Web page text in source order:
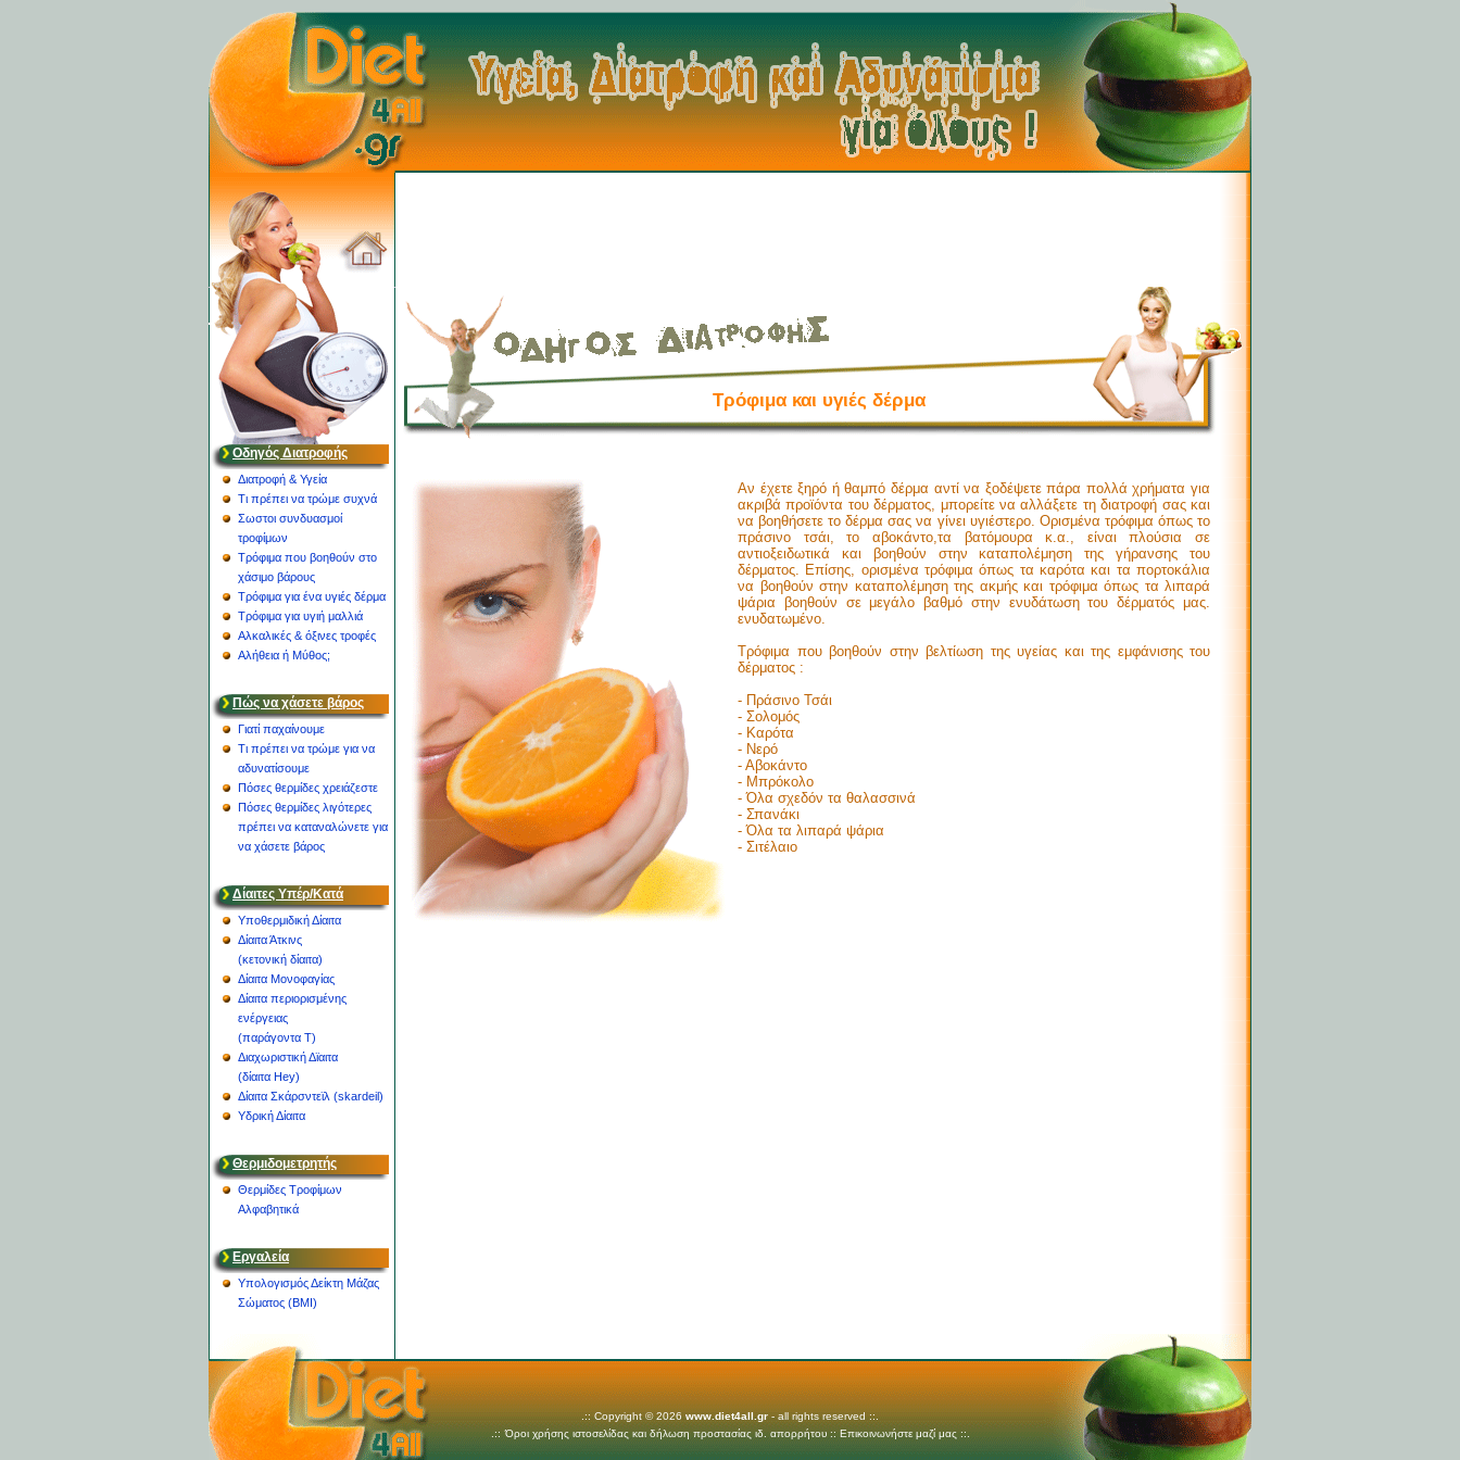
Οδηγός Διατροφής
Διατροφή & Υγεία
Τι πρέπει να τρώμε συχνά
Σωστοι συνδυασμοί
τροφίμων
Τρόφιμα που βοηθούν στο
χάσιμο βάρους
Τρόφιμα για ένα υγιές δέρμα
Τρόφιμα για υγιή μαλλιά
Αλκαλικές & όξινες τροφές
Αλήθεια ή Μύθος;
Πώς να χάσετε βάρος
Γιατί παχαίνουμε
Τι πρέπει να τρώμε για να
αδυνατίσουμε
Πόσες θερμίδες χρειάζεστε
Πόσες θερμίδες λιγότερες
πρέπει να καταναλώνετε για
να χάσετε βάρος
Δίαιτες Υπέρ/Κατά
Υποθερμιδική Δίαιτα
Δίαιτα Άτκινς
(κετονική δίαιτα)
Δίαιτα Μονοφαγίας
Δίαιτα περιορισμένης
ενέργειας
(παράγοντα Τ)
Διαχωριστική Δϊαιτα
(δίαιτα Hey)
Δίαιτα Σκάρσντεϊλ (skardeil)
Υδρική Δίαιτα
Θερμιδομετρητής
Θερμίδες Τροφίμων
Αλφαβητικά
Εργαλεία
Υπολογισμός Δείκτη Μάζας
Σώματος (BMI)
Τρόφιμα και υγιές δέρμα
Αν έχετε ξηρό ή θαμπό δέρμα αντί να ξοδέψετε πάρα πολλά χρήματα για
ακριβά προϊόντα του δέρματος, μπορείτε να αλλάξετε τη διατροφή σας και
να βοηθήσετε το δέρμα σας να γίνει υγιέστερο. Ορισμένα τρόφιμα όπως το
πράσινο τσάι, το αβοκάντο,τα βατόμουρα κ.α., είναι πλούσια σε
αντιοξειδωτικά και βοηθούν στην καταπολέμηση της γήρανσης του
δέρματος. Επίσης, ορισμένα τρόφιμα όπως τα καρότα και τα πορτοκάλια
να βοηθούν στην καταπολέμηση της ακμής και τρόφιμα όπως τα λιπαρά
ψάρια βοηθούν σε μεγάλο βαθμό στην ενυδάτωση του δέρματός μας.
ενυδατωμένο.
Τρόφιμα που βοηθούν στην βελτίωση της υγείας και της εμφάνισης του
δέρματος :
- Πράσινο Τσάι
- Σολομός
- Καρότα
- Νερό
- Αβοκάντο
- Μπρόκολο
- Όλα σχεδόν τα θαλασσινά
- Σπανάκι
- Όλα τα λιπαρά ψάρια
- Σιτέλαιο
.:: Copyright © 2026 www.diet4all.gr - all rights reserved ::.
.:: Όροι χρήσης ιστοσελίδας και δήλωση προστασίας ιδ. απορρήτου :: Επικοινωνήστε μαζί μας ::.